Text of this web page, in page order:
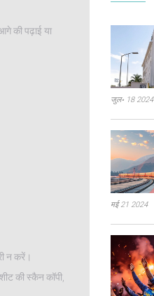
की पढ़ाई या
न करें।
की स्कैन कॉपी,
जुल॰ 18 2024
मई 21 2024